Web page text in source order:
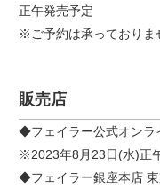
正午発売予定
※ご予約は承っておりま
販売店
◆フェイラー公式オンラ
※2023年8月23日(水)正
◆フェイラー銀座本店